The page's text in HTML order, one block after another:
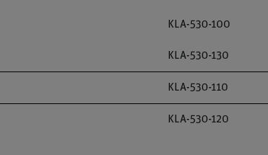
KLA-530-100
KLA-530-130
KLA-530-110
KLA-530-120